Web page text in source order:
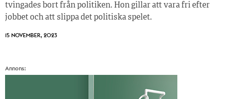
tvingades bort från politiken. Hon gillar att vara fri efter
jobbet och att slippa det politiska spelet.
15 NOVEMBER, 2023
Annons: